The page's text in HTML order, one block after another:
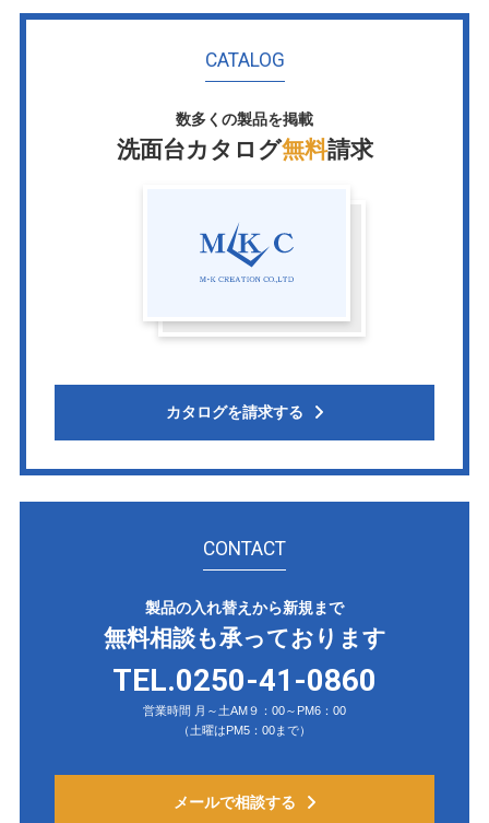
CATALOG
数多くの製品を掲載
洗面台カタログ無料請求
カタログを請求する
CONTACT
製品の入れ替えから新規まで
無料相談も承っております
TEL.0250-41-0860
営業時間 月～土AM９：00～PM6：00
（土曜はPM5：00まで）
メールで相談する